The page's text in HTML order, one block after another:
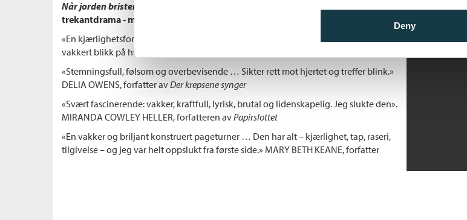
Deny
Når jorden brister
trekantdrama - med et mørkt hjerte.
«En kjærlighetsfortelling ulik alle andre. Et glødende mysterium, og samtidig et
vakkert blikk på hva man må ofre for å få en ny sjanse ... Fantastisk.» Chris Whitaker
«Stemningsfull, følsom og overbevisende … Sikter rett mot hjertet og treffer blink.»
DELIA OWENS, forfatter avDer krepsene synger
«Svært fascinerende: vakker, kraftfull, lyrisk, brutal og lidenskapelig. Jeg slukte den».
MIRANDA COWLEY HELLER, forfatteren avPapirslottet
«En vakker og briljant konstruert pageturner … Den har alt – kjærlighet, tap, raseri,
tilgivelse – og jeg var helt oppslukt fra første side.» MARY BETH KEANE, forfatter